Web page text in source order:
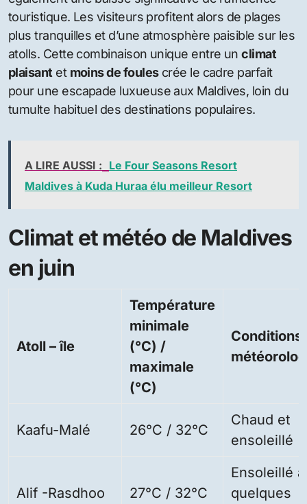
touristique. Les visiteurs profitent alors de plages
plus tranquilles et d’une atmosphère paisible sur les
atolls. Cette combinaison unique entre unclimat
plaisant et moins de foulescrée le cadre parfait
pour une escapade luxueuse aux Maldives, loin du
tumulte habituel des destinations populaires.
A LIRE AUSSI : Le Four Seasons Resort
Maldives à Kuda Huraa élu meilleur Resort
Climat et météo de Maldives
en juin
Atoll – île
Température
minimale
(°C) /
maximale
(°C)
Conditions
Kaafu-Malé 26°C / 32°C
Chaud et
ensoleillé
Alif -Rasdhoo 27°C / 32°C
Ensoleillé
quelques